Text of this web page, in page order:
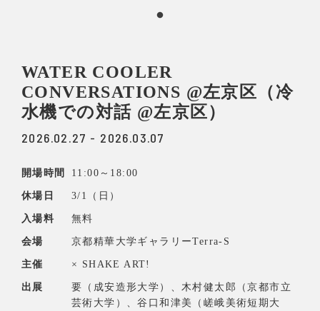
WATER COOLER
CONVERSATIONS @左京区（冷
水機での対話 @左京区）
2026.02.27 - 2026.03.07
開場時間 11:00～18:00
休場日 3/1（日）
入場料 無料
会場 京都精華大学ギャラリーTerra-S
主催 × SHAKE ART!
出展
要（成安造形大学）、木村健太郎（京都市立
芸術大学）、谷口和津美（嵯峨美術短期大